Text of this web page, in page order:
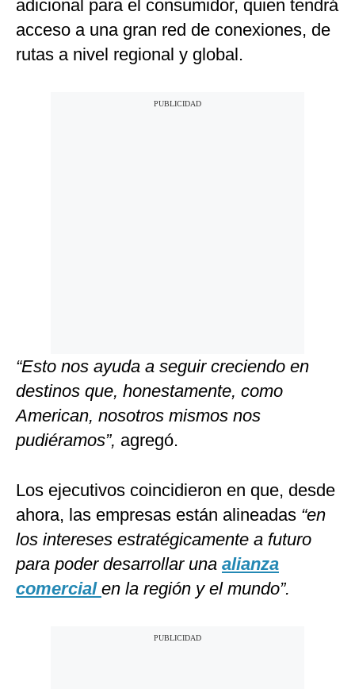
adicional para el consumidor, quien tendrá
acceso a una gran red de conexiones, de
rutas a nivel regional y global.
“Esto nos ayuda a seguir creciendo en
destinos que, honestamente, como
American, nosotros mismos nos
pudiéramos”, agregó.
Los ejecutivos coincidieron en que, desde
ahora, las empresas están alineadas “en
los intereses estratégicamente a futuro
para poder desarrollar una alianza
comercial en la región y el mundo”.